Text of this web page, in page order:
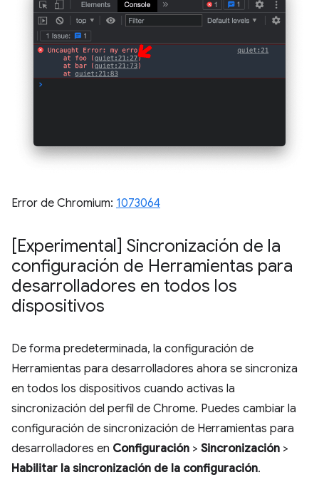
Error de Chromium: 1073064
[Experimental] Sincronización de la
configuración de Herramientas para
desarrolladores en todos los
dispositivos
De forma predeterminada, la configuración de
Herramientas para desarrolladores ahora se sincroniza
en todos los dispositivos cuando activas la
sincronización del perfil de Chrome. Puedes cambiar la
configuración de sincronización de Herramientas para
desarrolladores en Configuración > Sincronización >
Habilitar la sincronización de la configuración.